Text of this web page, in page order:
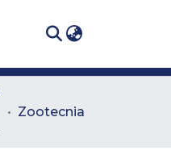
Zootecnia